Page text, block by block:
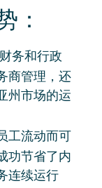
：
务和行政
商管理，还
州市场的运
工流动而可
功节省了内
连续运行